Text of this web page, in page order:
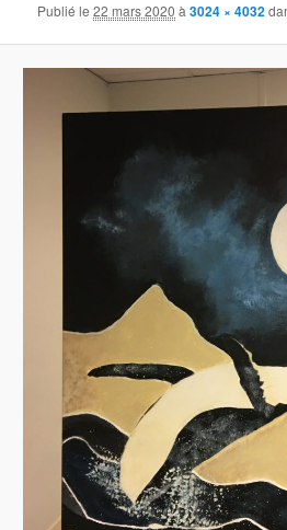
Publié le22 mars 2020 à3024 × 4032